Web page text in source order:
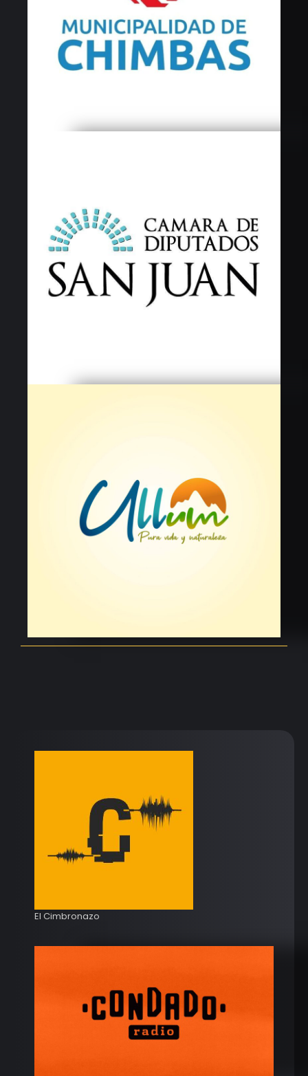
El Cimbronazo